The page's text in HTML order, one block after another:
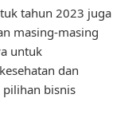
tahun 2023 juga
masing-masing
untuk
dan
pilihan bisnis